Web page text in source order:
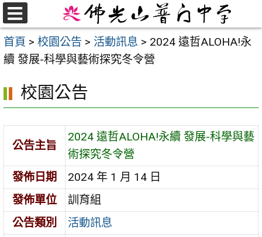
跳
至
主
要
首頁 > 校園公告 > 活動訊息 > 2024 遠哲ALOHA!永
續 發展-科學與藝術探究冬令營
校園公告
公告主旨
2024 遠哲ALOHA!永續 發展-科學與藝
術探究冬令營
發佈日期
2024 年 1 月 14 日
發佈單位
訓育組
公告類別
活動訊息
選
單